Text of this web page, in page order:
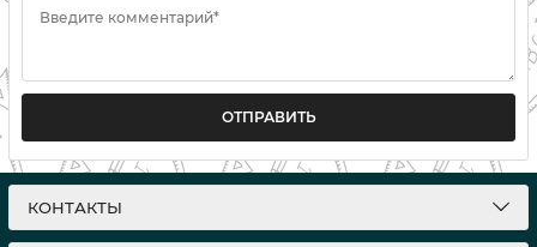
Введите комментарий*
ОТПРАВИТЬ
КОНТАКТЫ